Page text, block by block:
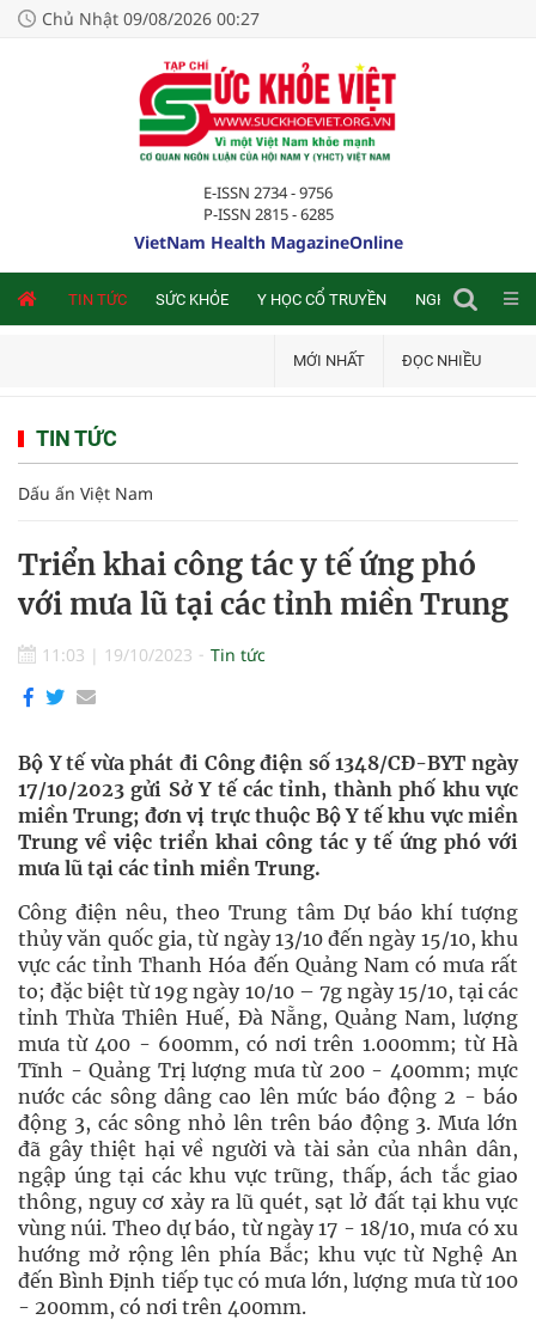
Chủ Nhật 09/08/2026 00:27
E-ISSN 2734 - 9756
P-ISSN 2815 - 6285
VietNam Health MagazineOnline
TIN TỨC SỨC KHỎE Y HỌC CỔ TRUYỀN NGHIÊN CỨU
MỚI NHẤT ĐỌC NHIỀU
TIN TỨC
Dấu ấn Việt Nam
Triển khai công tác y tế ứng phó
với mưa lũ tại các tỉnh miền Trung
11:03 | 19/10/2023 Tin tức
Bộ Y tế vừa phát đi Công điện số 1348/CĐ-BYT ngày
17/10/2023 gửi Sở Y tế các tỉnh, thành phố khu vực
miền Trung; đơn vị trực thuộc Bộ Y tế khu vực miền
Trung về việc triển khai công tác y tế ứng phó với
mưa lũ tại các tỉnh miền Trung.
Công điện nêu, theo Trung tâm Dự báo khí tượng
thủy văn quốc gia, từ ngày 13/10 đến ngày 15/10, khu
vực các tỉnh Thanh Hóa đến Quảng Nam có mưa rất
to; đặc biệt từ 19g ngày 10/10 – 7g ngày 15/10, tại các
tỉnh Thừa Thiên Huế, Đà Nẵng, Quảng Nam, lượng
mưa từ 400 - 600mm, có nơi trên 1.000mm; từ Hà
Tĩnh - Quảng Trị lượng mưa từ 200 - 400mm; mực
nước các sông dâng cao lên mức báo động 2 - báo
động 3, các sông nhỏ lên trên báo động 3. Mưa lớn
đã gây thiệt hại về người và tài sản của nhân dân,
ngập úng tại các khu vực trũng, thấp, ách tắc giao
thông, nguy cơ xảy ra lũ quét, sạt lở đất tại khu vực
vùng núi. Theo dự báo, từ ngày 17 - 18/10, mưa có xu
hướng mở rộng lên phía Bắc; khu vực từ Nghệ An
đến Bình Định tiếp tục có mưa lớn, lượng mưa từ 100
- 200mm, có nơi trên 400mm.